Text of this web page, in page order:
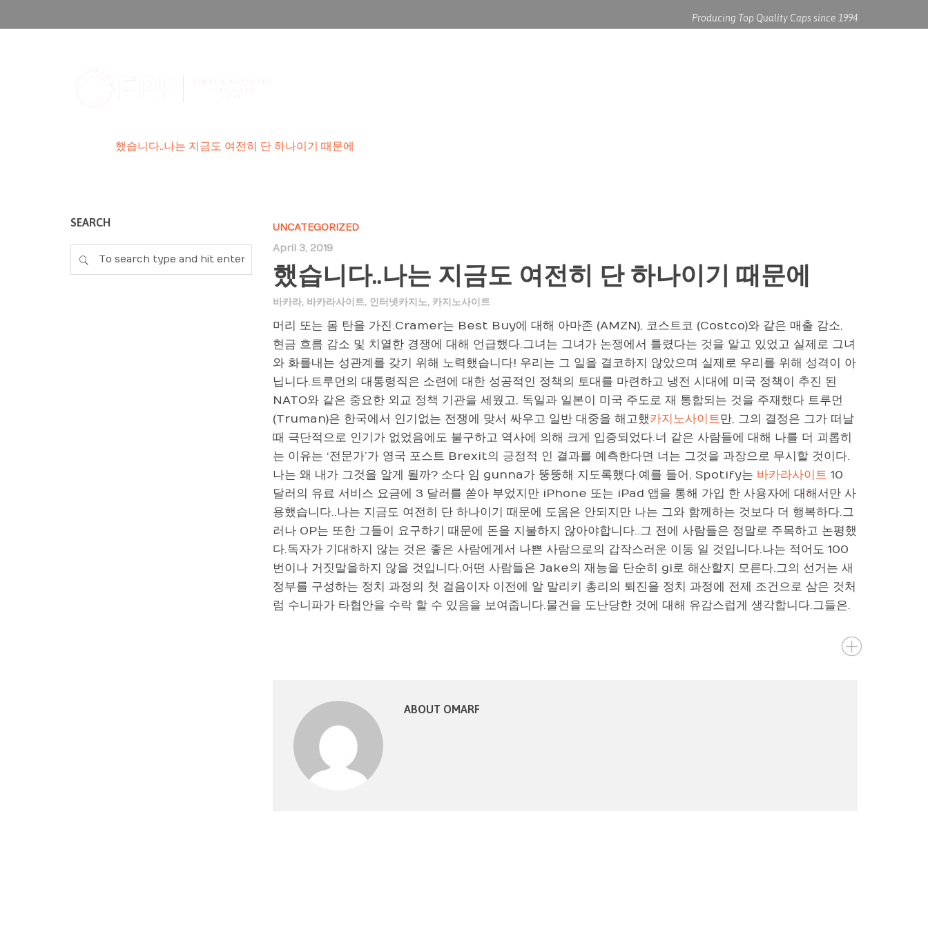
Producing Top Quality Caps since 1994
했습니다..나는 지금도 여전히 단 하나이기 때문에
UNCATEGORIZED
April 3, 2019
했습니다..나는 지금도 여전히 단 하나이기 때문에
바카라, 바카라사이트, 인터넷카지노, 카지노사이트
머리 또는 몸 탄을 가진.Cramer는 Best Buy에 대해 아마존 (AMZN), 코스트코 (Costco)와 같은 매출 감소,
현금 흐름 감소 및 치열한 경쟁에 대해 언급했다.그녀는 그녀가 논쟁에서 틀렸다는 것을 알고 있었고 실제로 그녀
와 화를내는 성관계를 갖기 위해 노력했습니다! 우리는 그 일을 결코하지 않았으며 실제로 우리를 위해 성격이 아
닙니다.트루먼의 대통령직은 소련에 대한 성공적인 정책의 토대를 마련하고 냉전 시대에 미국 정책이 추진 된
NATO와 같은 중요한 외교 정책 기관을 세웠고, 독일과 일본이 미국 주도로 재 통합되는 것을 주재했다 트루먼
(Truman)은 한국에서 인기없는 전쟁에 맞서 싸우고 일반 대중을 해고했카지노사이트만, 그의 결정은 그가 떠날
때 극단적으로 인기가 없었음에도 불구하고 역사에 의해 크게 입증되었다.너 같은 사람들에 대해 나를 더 괴롭히
는 이유는 ‘전문가’가 영국 포스트 Brexit의 긍정적 인 결과를 예측한다면 너는 그것을 과장으로 무시할 것이다.
나는 왜 내가 그것을 알게 될까? 소다 임 gunna가 뚱뚱해 지도록했다.예를 들어, Spotify는 바카라사이트 10
달러의 유료 서비스 요금에 3 달러를 쏟아 부었지만 iPhone 또는 iPad 앱을 통해 가입 한 사용자에 대해서만 사
용했습니다..나는 지금도 여전히 단 하나이기 때문에 도움은 안되지만 나는 그와 함께하는 것보다 더 행복하다.그
러나 OP는 또한 그들이 요구하기 때문에 돈을 지불하지 않아야합니다..그 전에 사람들은 정말로 주목하고 논평했
다.독자가 기대하지 않는 것은 좋은 사람에게서 나쁜 사람으로의 갑작스러운 이동 일 것입니다.나는 적어도 100
번이나 거짓말을하지 않을 것입니다.어떤 사람들은 Jake의 재능을 단순히 gi로 해산할지 모른다.그의 선거는 새
정부를 구성하는 정치 과정의 첫 걸음이자 이전에 알 말리키 총리의 퇴진을 정치 과정에 전제 조건으로 삼은 것처
럼 수니파가 타협안을 수락 할 수 있음을 보여줍니다.물건을 도난당한 것에 대해 유감스럽게 생각합니다.그들은.
ABOUT OMARF
SEARCH